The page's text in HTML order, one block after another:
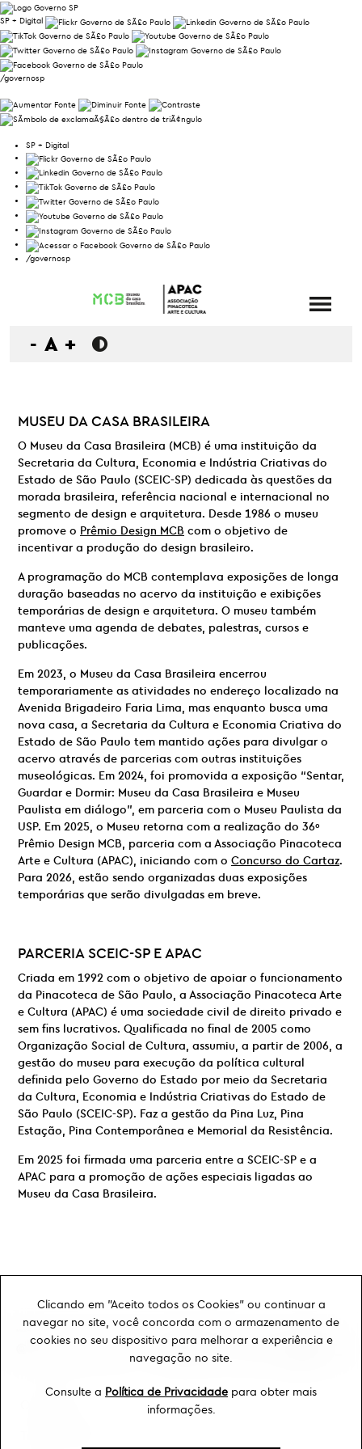
SP + Digital
/governosp
SP + Digital
/governosp
- A +
MUSEU DA CASA BRASILEIRA
O Museu da Casa Brasileira (MCB) é uma instituição da
Secretaria da Cultura, Economia e Indústria Criativas do
Estado de São Paulo (SCEIC-SP) dedicada às questões da
morada brasileira, referência nacional e internacional no
segmento de design e arquitetura. Desde 1986 o museu
promove o Prêmio Design MCB com o objetivo de
incentivar a produção do design brasileiro.
A programação do MCB contemplava exposições de longa
duração baseadas no acervo da instituição e exibições
temporárias de design e arquitetura. O museu também
manteve uma agenda de debates, palestras, cursos e
publicações.
Em 2023, o Museu da Casa Brasileira encerrou
temporariamente as atividades no endereço localizado na
Avenida Brigadeiro Faria Lima, mas enquanto busca uma
nova casa, a Secretaria da Cultura e Economia Criativa do
Estado de São Paulo tem mantido ações para divulgar o
acervo através de parcerias com outras instituições
museológicas. Em 2024, foi promovida a exposição “Sentar,
Guardar e Dormir: Museu da Casa Brasileira e Museu
Paulista em diálogo”, em parceria com o Museu Paulista da
USP. Em 2025, o Museu retorna com a realização do 36º
Prêmio Design MCB, parceria com a Associação Pinacoteca
Arte e Cultura (APAC), iniciando com o Concurso do Cartaz.
Para 2026, estão sendo organizadas duas exposições
temporárias que serão divulgadas em breve.
PARCERIASCEIC-SP EAPAC
Criada em 1992 com o objetivo de apoiar o funcionamento
da Pinacoteca de São Paulo, a Associação Pinacoteca Arte
e Cultura (APAC) é uma sociedade civil de direito privado e
sem fins lucrativos. Qualificada no final de 2005 como
Organização Social de Cultura, assumiu, a partir de 2006, a
gestão do museu para execução da política cultural
definida pelo Governo do Estado por meio da Secretaria
da Cultura, Economia e Indústria Criativas do Estado de
São Paulo (SCEIC-SP). Faz a gestão da Pina Luz, Pina
Estação, Pina Contemporânea e Memorial da Resistência.
Em 2025 foi firmada uma parceria entre a SCEIC-SP e a
APAC para a promoção de ações especiais ligadas ao
Museu da Casa Brasileira.
Clicando em "Aceito todos os Cookies" ou continuar a
navegar no site, você concorda com o armazenamento de
cookies no seu dispositivo para melhorar a experiência e
navegação no site.
Consulte a Política de Privacidade para obter mais
informações.